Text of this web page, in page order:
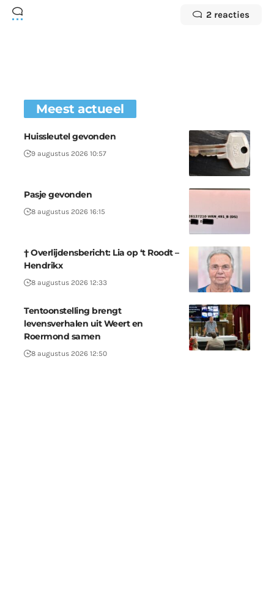
2 reacties
Meest actueel
Huissleutel gevonden
9 augustus 2026 10:57
Pasje gevonden
8 augustus 2026 16:15
† Overlijdensbericht: Lia op ‘t Roodt –
Hendrikx
8 augustus 2026 12:33
Tentoonstelling brengt
levensverhalen uit Weert en
Roermond samen
8 augustus 2026 12:50